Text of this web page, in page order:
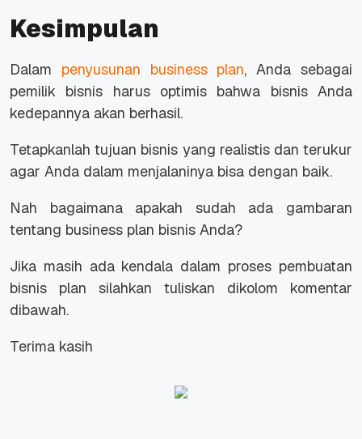
Kesimpulan
Dalam penyusunan business plan, Anda sebagai
pemilik bisnis harus optimis bahwa bisnis Anda
kedepannya akan berhasil.
Tetapkanlah tujuan bisnis yang realistis dan terukur
agar Anda dalam menjalaninya bisa dengan baik.
Nah bagaimana apakah sudah ada gambaran
tentang business plan bisnis Anda?
Jika masih ada kendala dalam proses pembuatan
bisnis plan silahkan tuliskan dikolom komentar
dibawah.
Terima kasih